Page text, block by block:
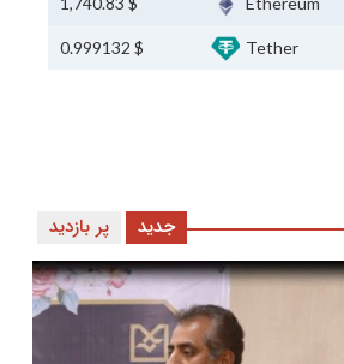
Tether
$ 0.999132
پر بازدید جدید